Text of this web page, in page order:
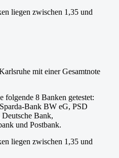
liegen zwischen 1,35 und
mit einer Gesamtnote
folgende 8 Banken getestet:
Bank BW eG, PSD
Bank,
und Postbank.
liegen zwischen 1,35 und